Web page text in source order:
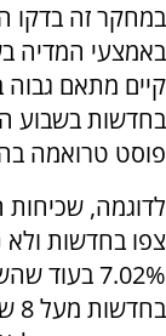
במחקר זה בדקו
קיים מתאם גבוה
פוסט טרואמה
לדוגמה,
צפו בחדשות ולא
7.02%